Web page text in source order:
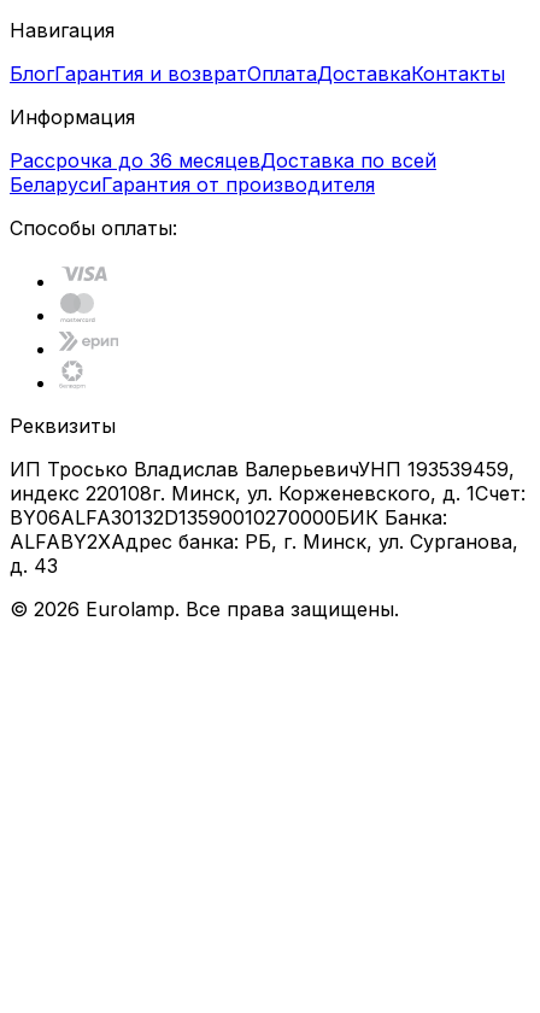
Навигация
БлогГарантия и возвратОплатаДоставкаКонтакты
Информация
Рассрочка до 36 месяцевДоставка по всей
БеларусиГарантия от производителя
Способы оплаты:
Реквизиты
ИП Тросько Владислав ВалерьевичУНП 193539459,
индекс 220108г. Минск, ул. Корженевского, д. 1Счет:
BY06ALFA30132D13590010270000БИК Банка:
ALFABY2XАдрес банка: РБ, г. Минск, ул. Сурганова,
д. 43
© 2026 Eurolamp. Все права защищены.